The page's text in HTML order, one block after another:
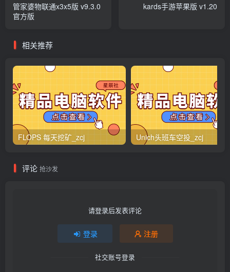
管家婆物联通x3x5版 v9.3.0
官方版
kards手游苹果版 v1.20
相关推荐
FLOPS 每天挖矿_zcj Unich头班车空投_zcj
评论 抢沙发
请登录后发表评论
登录 注册
社交账号登录